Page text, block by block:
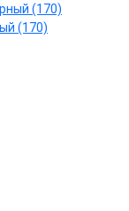
(170)